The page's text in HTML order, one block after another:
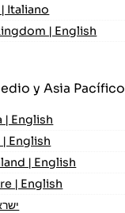
Italiano
| English
y Asia Pacífico
| English
| English
| English
| English